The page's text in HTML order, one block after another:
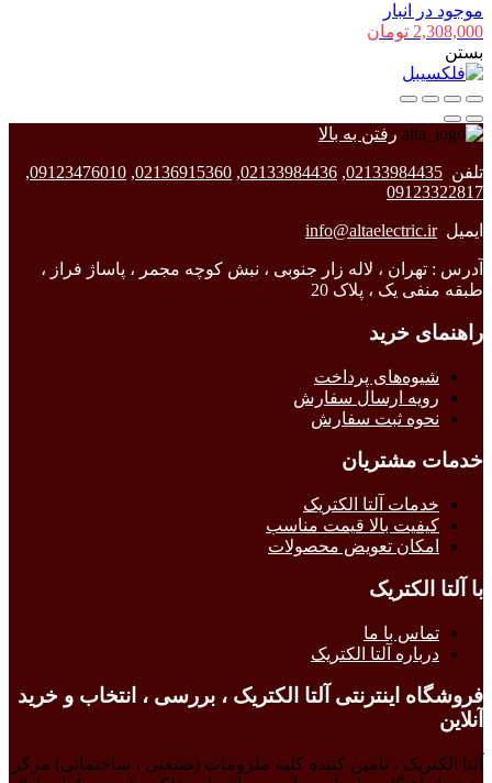
موجود در انبار
2,308,000 تومان
بستن
رفتن به بالا
تلفن 02133984435
,
02133984436
,
02136915360
,
09123476010
,
09123322817
ایمیلinfo@altaelectric.ir
آدرس : تهران ، لاله زار جنوبی ، نبش کوچه مجمر ، پاساژ فراز ،
طبقه منفی یک ، پلاک 20
راهنمای خرید
شیوه‌های پرداخت
رویه ارسال سفارش
نحوه ثبت سفارش
خدمات مشتریان
خدمات آلتا الکتریک
کیفیت بالا قیمت مناسب
امکان تعویض محصولات
با آلتا الکتریک
تماس با ما
درباره آلتا الکتریک
فروشگاه اینترنتی آلتا الکتریک ، بررسی ، انتخاب و خرید
آنلاین
آلتا الکتریک ، تامین کننده کلیه ملزومات (صنعتی ، ساختمانی) مرکز